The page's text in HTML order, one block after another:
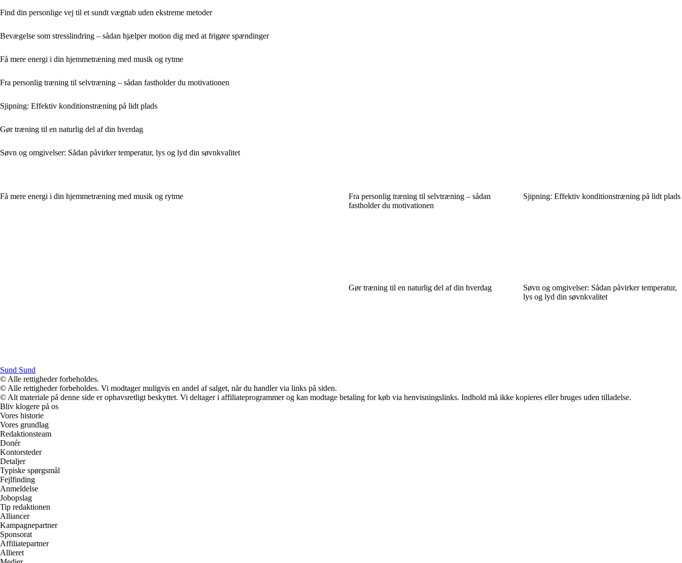
Find din personlige vej til et sundt vægttab uden ekstreme metoder
Bevægelse som stresslindring – sådan hjælper motion dig med at frigøre spændinger
Få mere energi i din hjemmetræning med musik og rytme
Fra personlig træning til selvtræning – sådan fastholder du motivationen
Sjipning: Effektiv konditionstræning på lidt plads
Gør træning til en naturlig del af din hverdag
Søvn og omgivelser: Sådan påvirker temperatur, lys og lyd din søvnkvalitet
Få mere energi i din hjemmetræning med musik og rytme
Fra personlig træning til selvtræning – sådan
fastholder du motivationen
Sjipning: Effektiv konditionstræning på lidt plads
Gør træning til en naturlig del af din hverdag
Søvn og omgivelser: Sådan påvirker temperatur,
lys og lyd din søvnkvalitet
Sund Sund
© Alle rettigheder forbeholdes.
© Alle rettigheder forbeholdes. Vi modtager muligvis en andel af salget, når du handler via links på siden.
© Alt materiale på denne side er ophavsretligt beskyttet. Vi deltager i affiliateprogrammer og kan modtage betaling for køb via henvisningslinks. Indhold må ikke kopieres eller bruges uden tilladelse.
Bliv klogere på os
Vores historie
Vores grundlag
Redaktionsteam
Donér
Kontorsteder
Detaljer
Typiske spørgsmål
Fejlfinding
Anmeldelse
Jobopslag
Tip redaktionen
Alliancer
Kampagnepartner
Sponsorat
Affiliatepartner
Allieret